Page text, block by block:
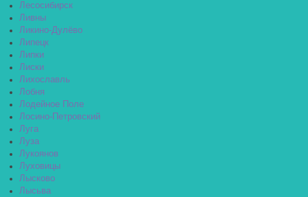
Лесосибирск
Ливны
Ликино-Дулёво
Липецк
Липки
Лиски
Лихославль
Лобня
Лодейное Поле
Лосино-Петровский
Луга
Луза
Лукоянов
Луховицы
Лысково
Лысьва